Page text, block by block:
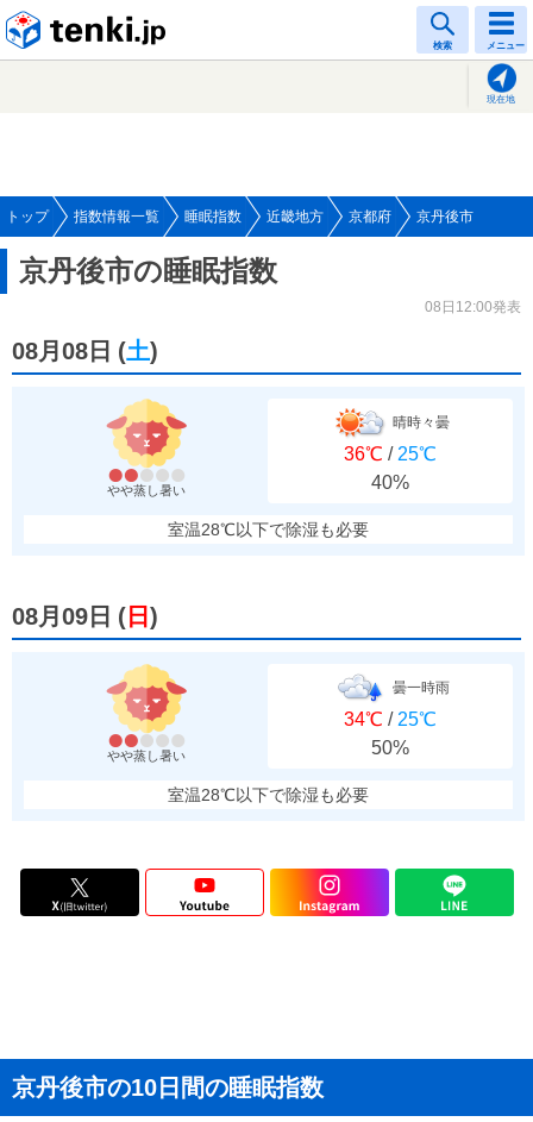
検索 メニュー
現在地
トップ 指数情報一覧 睡眠指数 近畿地方 京都府 京丹後市
京丹後市の睡眠指数
08日12:00発表
08月08日 (土)
やや蒸し暑い
晴時々曇
36℃ / 25℃
40%
室温28℃以下で除湿も必要
08月09日 ( 日 )
やや蒸し暑い
曇一時雨
34℃ / 25℃
50%
室温28℃以下で除湿も必要
京丹後市の10日間の睡眠指数